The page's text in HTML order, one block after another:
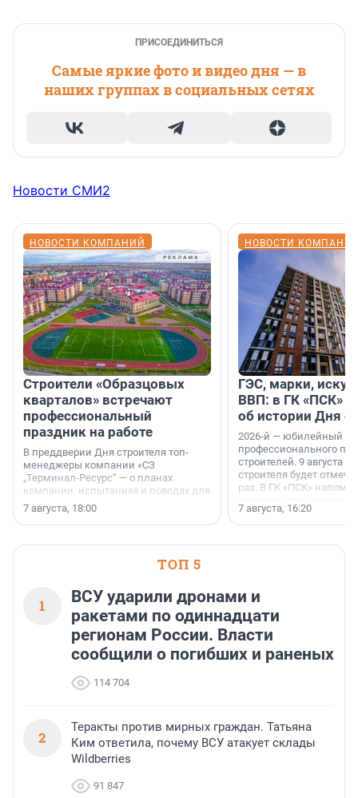
ПРИСОЕДИНИТЬСЯ
Самые яркие фото и видео дня — в
наших группах в социальных сетях
Новости СМИ2
НОВОСТИ КОМПАНИЙ
Строители «Образцовых
кварталов» встречают
профессиональный
праздник на работе
В преддверии Дня строителя топ-
менеджеры компании «СЗ
„Терминал-Ресурс“ — о планах
компании, испытаниях и поводах для
осторожного оптимизма.
7 августа, 18:00
НОВОСТИ
ГЭС, марки,
ВВП: в ГК «ПСК»
об истории Дня
2026-й — юбилейный
профессионального
строителей. 9 августа
строителя будет
раз. В ГК «ПСК»
поменялась роль
7 августа, 16:20
ТОП 5
1
ВСУ ударили дронами и
ракетами по одиннадцати
регионам России. Власти
сообщили о погибших и раненых
114 704
2
Теракты против мирных граждан. Татьяна
Ким ответила, почему ВСУ атакует склады
Wildberries
91 847